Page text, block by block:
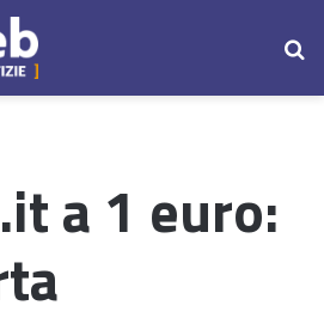
a 1 euro: